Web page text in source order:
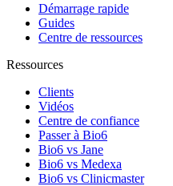
Démarrage rapide
Guides
Centre de ressources
Ressources
Clients
Vidéos
Centre de confiance
Passer à Bio6
Bio6 vs Jane
Bio6 vs Medexa
Bio6 vs Clinicmaster